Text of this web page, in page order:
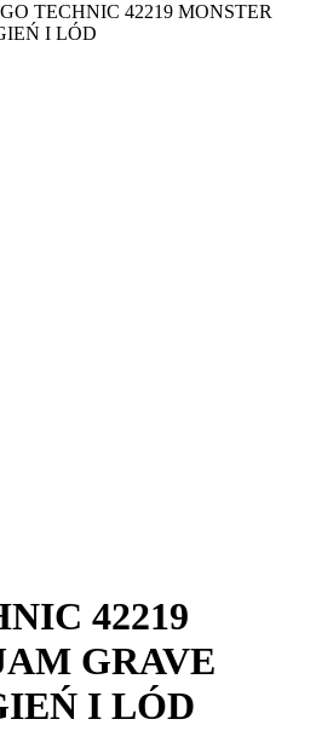
TECHNIC 42219 MONSTER
I LÓD
42219
GRAVE
I LÓD